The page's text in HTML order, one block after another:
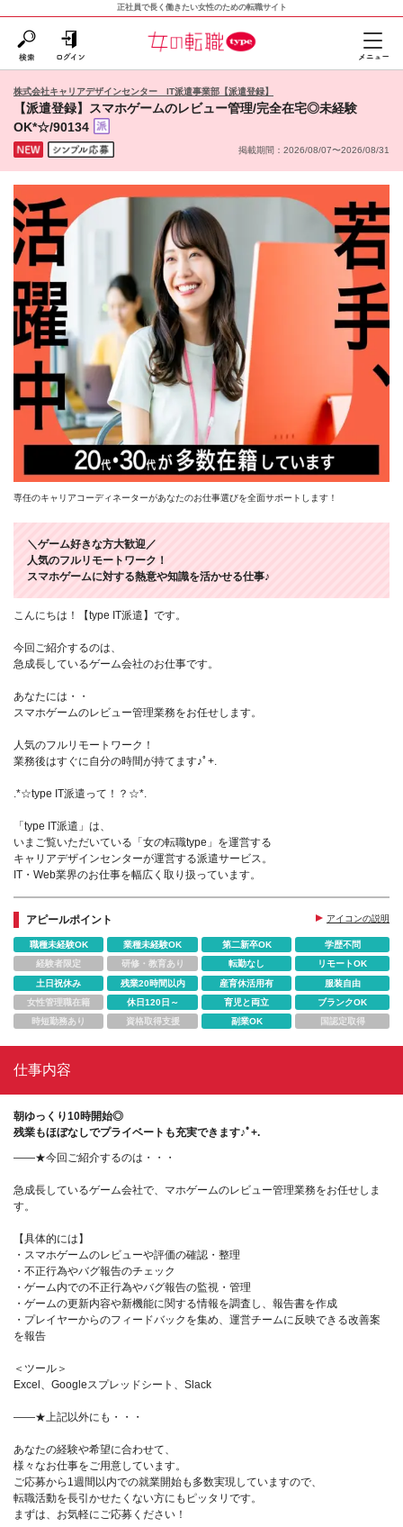
正社員で長く働きたい女性のための転職サイト
株式会社キャリアデザインセンター IT派遣事業部【派遣登録】
【派遣登録】スマホゲームのレビュー管理/完全在宅◎未経験
OK*☆/90134
掲載期間：2026/08/07〜2026/08/31
専任のキャリアコーディネーターがあなたのお仕事選びを全面サポートします！
＼ゲーム好きな方大歓迎／
人気のフルリモートワーク！
スマホゲームに対する熱意や知識を活かせる仕事♪
こんにちは！【type IT派遣】です。
今回ご紹介するのは、
急成長しているゲーム会社のお仕事です。
あなたには・・
スマホゲームのレビュー管理業務をお任せします。
人気のフルリモートワーク！
業務後はすぐに自分の時間が持てます♪ﾟ+.
.*☆type IT派遣って！？☆*.
「type IT派遣」は、
いまご覧いただいている「女の転職type」を運営する
キャリアデザインセンターが運営する派遣サービス。
IT・Web業界のお仕事を幅広く取り扱っています。
アピールポイント アイコンの説明
職種未経験OK 業種未経験OK 第二新卒OK
学歴不問
経験者限定
研修・教育あり 転勤なし
リモートOK
土日祝休み
残業20時間以内 産育休活用有
服装自由
女性管理職在籍
休日120日～ 育児と両立
ブランクOK
時短勤務あり
資格取得支援 副業OK 国認定取得
仕事内容
朝ゆっくり10時開始◎
残業もほぼなしでプライベートも充実できます♪ﾟ+.
――★今回ご紹介するのは・・・
急成長しているゲーム会社で、マホゲームのレビュー管理業務をお任せしま
す。
【具体的には】
・スマホゲームのレビューや評価の確認・整理
・不正行為やバグ報告のチェック
・ゲーム内での不正行為やバグ報告の監視・管理
・ゲームの更新内容や新機能に関する情報を調査し、報告書を作成
・プレイヤーからのフィードバックを集め、運営チームに反映できる改善案
を報告
＜ツール＞
Excel、Googleスプレッドシート、Slack
――★上記以外にも・・・
あなたの経験や希望に合わせて、
様々なお仕事をご用意しています。
ご応募から1週間以内での就業開始も多数実現していますので、
転職活動を長引かせたくない方にもピッタリです。
まずは、お気軽にご応募ください！